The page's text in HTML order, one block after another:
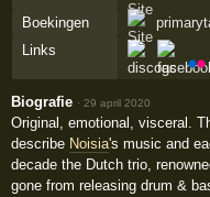
Boekingen
Links
Biografie ·29 april 2020
Original, emotional, visceral.
describe Noisia's music and
decade the Dutch trio,
gone from releasing drum &